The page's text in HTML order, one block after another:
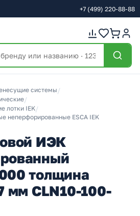
+7 (499) 220-88-88
системы /
/
лотки IEK/
неперфорированные ESCA IEK
ИЭК
толщина
мм CLN10-100-